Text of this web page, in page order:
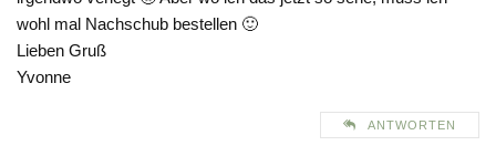
wohl mal Nachschub bestellen 🙂
Lieben Gruß
Yvonne
ANTWORTEN